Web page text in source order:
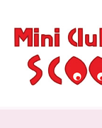
contenuto